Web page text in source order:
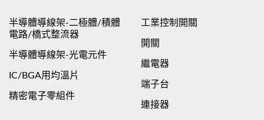
半導體導線架-二極體/積體
電路/橋式整流器
半導體導線架-光電元件
IC/BGA用均溫片
精密電子零組件
工業控制開關
開關
繼電器
端子台
連接器